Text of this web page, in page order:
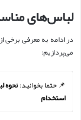
لباس‌های
در ادامه به معرفی برخی
می‌پردازیم:
📌 حتما بخوانید:نحوه
استخدام